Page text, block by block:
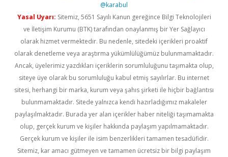
@karabul
Yasal Uyarı: Sitemiz, 5651 Sayılı Kanun gereğince Bilgi Teknolojileri
ve İletişim Kurumu (BTK) tarafından onaylanmış bir Yer Sağlayıcı
olarak hizmet vermektedir. Bu nedenle, sitedeki içerikleri proaktif
olarak denetleme veya araştırma yükümlülüğümüz bulunmamaktadır.
Ancak, üyelerimiz yazdıkları içeriklerin sorumluluğunu taşımakta olup,
siteye üye olarak bu sorumluluğu kabul etmiş sayılırlar. Bu internet
sitesi, herhangi bir marka, kurum veya şahıs şirketi ile hiçbir bağlantısı
bulunmamaktadır. Sitede yalnızca kendi hazırladığımız makaleler
paylaşılmaktadır. Burada yer alan içerikler haber niteliği taşımamakta
olup, gerçek kurum ve kişiler hakkında paylaşım yapılmamaktadır.
Gerçek kurum ve kişiler ile isim benzerlikleri tamamen tesadüfidir.
Sitemiz, kar amacı gütmeyen ve tamamen ücretsiz bir bilgi paylaşım